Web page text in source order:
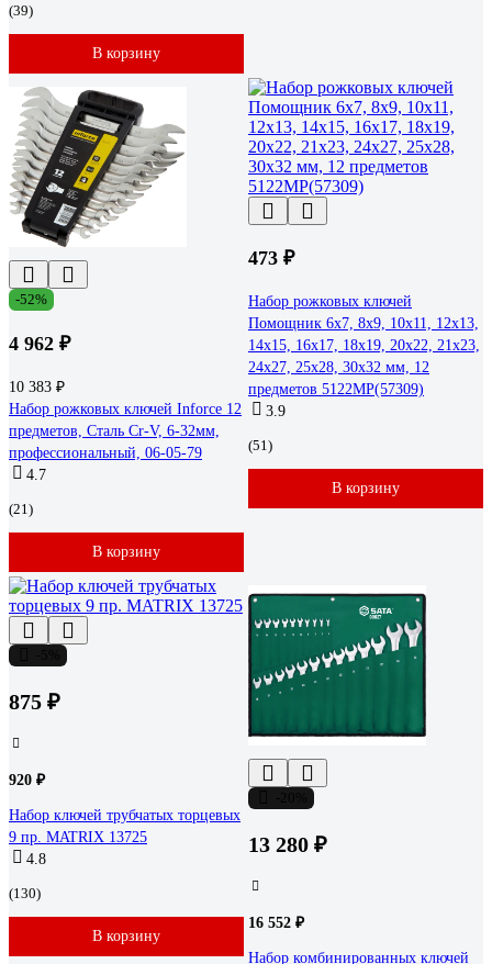
(39)
В корзину
-52%
4 962 ₽
10 383 ₽
Набор рожковых ключей Inforce 12
предметов, Сталь Cr-V, 6-32мм,
профессиональный, 06-05-79
4.7
(21)
В корзину
473 ₽
Набор рожковых ключей
Помощник 6x7, 8x9, 10x11, 12x13,
14x15, 16x17, 18x19, 20x22, 21x23,
24x27, 25x28, 30x32 мм, 12
предметов 5122MP(57309)
3.9
(51)
В корзину
875 ₽
920 ₽
Набор ключей трубчатых торцевых
9 пр. MATRIX 13725
4.8
(130)
В корзину
13 280 ₽
16 552 ₽
Набор комбинированных ключей